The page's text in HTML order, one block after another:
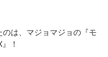
のは、マジョマジョの『モ
！